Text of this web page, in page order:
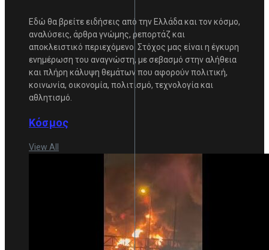
Εδώ θα βρείτε ειδήσεις από την Ελλάδα και τον κόσμο,
αναλύσεις, άρθρα γνώμης, ρεπορτάζ και
αποκλειστικό περιεχόμενο. Στόχος μας είναι η έγκυρη
ενημέρωση του αναγνώστη, με σεβασμό στην αλήθεια
και πλήρη κάλυψη θεμάτων που αφορούν πολιτική,
κοινωνία, οικονομία, πολιτισμό, τεχνολογία και
αθλητισμό.
Κόσμος
View All